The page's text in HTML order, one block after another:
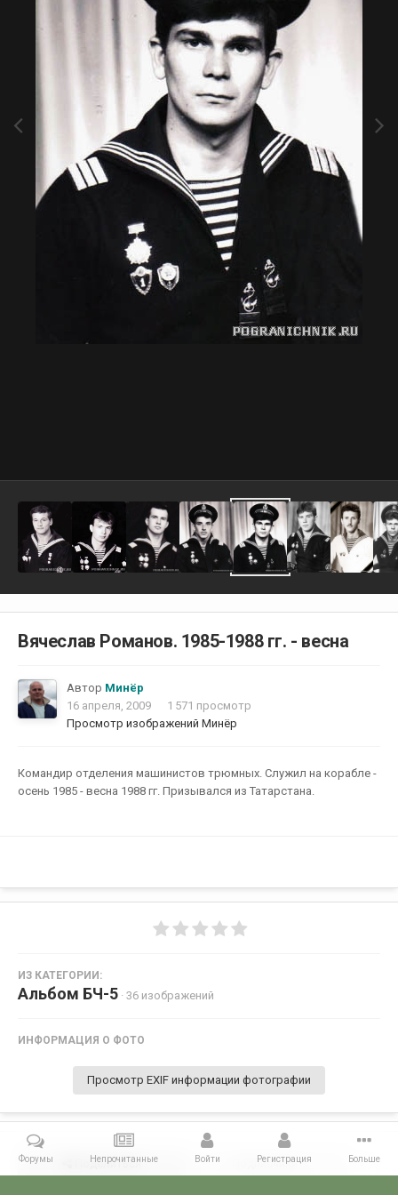
Вячеслав Романов. 1985-1988 гг. - весна
Автор Минёр
16 апреля, 2009
1 571 просмотр
Просмотр изображений Минёр
Командир отделения машинистов трюмных. Служил на корабле -
осень 1985 - весна 1988 гг. Призывался из Татарстана.
ИЗ КАТЕГОРИИ:
Альбом БЧ-5 · 36 изображений
ИНФОРМАЦИЯ О ФОТО
Просмотр EXIF информации фотографии
Поделиться Подписчики 0
Форумы Непрочитанные Войти Регистрация Больше